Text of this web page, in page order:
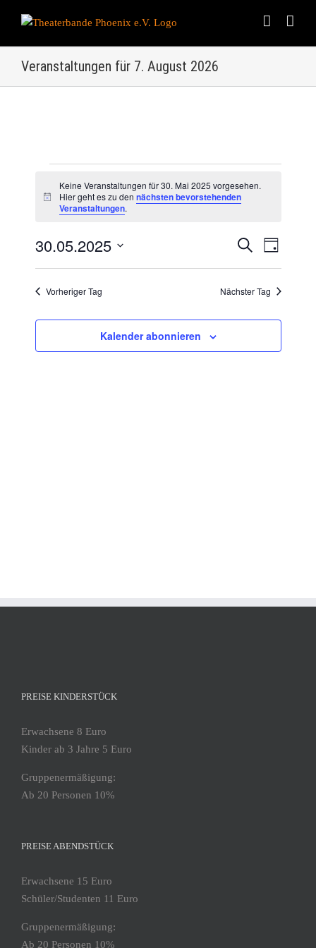
Veranstaltungen für 7. August 2026
Veranstaltungen
für
30.
Mai
2025
Hinweis
Keine Veranstaltungen für 30. Mai 2025 vorgesehen.
Hier geht es zu den nächsten bevorstehenden
Veranstaltungen.
Suche
Navigation
Suche
Tag
30.05.2025
Vorheriger Tag Nächster Tag
Kalender abonnieren
PREISE KINDERSTÜCK
Erwachsene 8 Euro
Kinder ab 3 Jahre 5 Euro
Gruppenermäßigung:
Ab 20 Personen 10%
PREISE ABENDSTÜCK
Erwachsene 15 Euro
Schüler/Studenten 11 Euro
Gruppenermäßigung:
Ab 20 Personen 10%